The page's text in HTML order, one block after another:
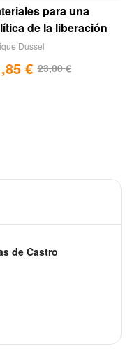
para una
de la liberación
Dussel
23,00€
€
de Castro